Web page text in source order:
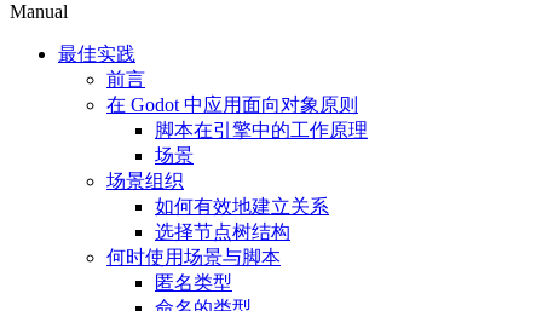
Manual
最佳实践
前言
在 Godot 中应用面向对象原则
脚本在引擎中的工作原理
场景
场景组织
如何有效地建立关系
选择节点树结构
何时使用场景与脚本
匿名类型